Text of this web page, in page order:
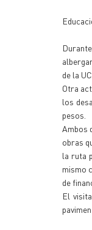
de la
Otra
los
pesos.
Ambos
obras
la ruta
mismo
de
El